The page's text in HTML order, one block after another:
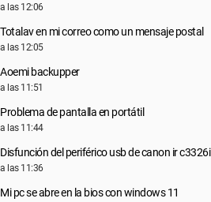
a las 12:06
Totalav en mi correo como un mensaje postal
a las 12:05
Aoemi backupper
a las 11:51
Problema de pantalla en portátil
a las 11:44
Disfunción del periférico usb de canon ir c3326i
a las 11:36
Mi pc se abre en la bios con windows 11